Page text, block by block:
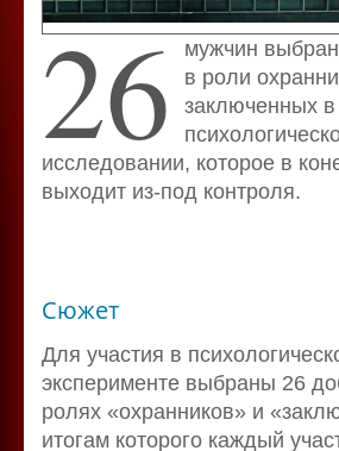
26
мужчин
в роли
заключенных в
исследовании, которое в
выходит из-под контроля.
Сюжет
Для участия в
эксперименте выбраны 26
ролях «охранников» и
итогам которого каждый